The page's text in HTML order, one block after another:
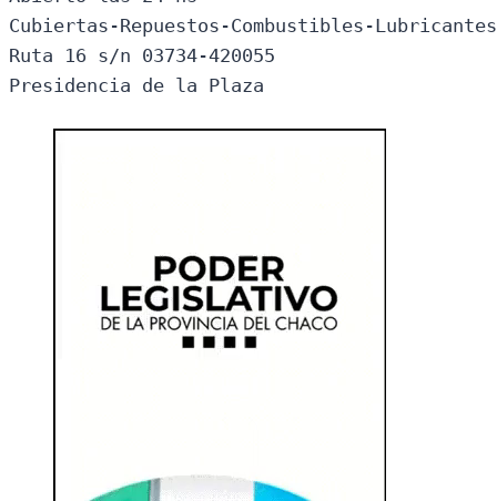
Cubiertas-Repuestos-Combustibles-
Ruta 16 s/n 03734-420055
Presidencia de la Plaza